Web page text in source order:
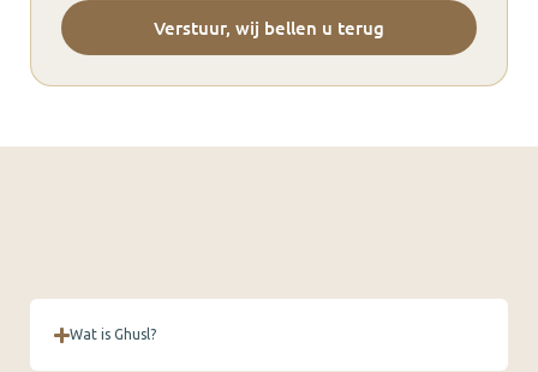
Verstuur, wij bellen u terug
Wat is Ghusl?